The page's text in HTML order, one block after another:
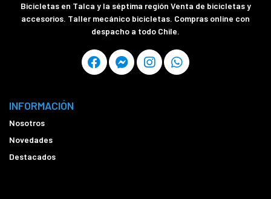
Bicicletas en Talca y la séptima región Venta de bicicletas y
accesorios. Taller mecánico bicicletas. Compras online con
despacho a todo Chile.
INFORMACIÓN
Nosotros
Novedades
Destacados